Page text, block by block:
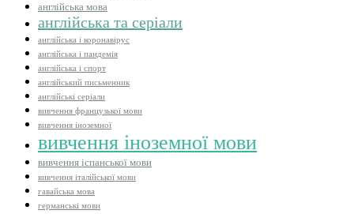
англійська мова
англійська та серіали
англійська і коронавірус
англійська і пандемія
англійська і спорт
англійський письменник
англійські серіали
вивчення французької мови
вивчення іноземної
вивчення іноземної мови
вивчення іспанської мови
вивчення італійської мови
гавайська мова
германські мови